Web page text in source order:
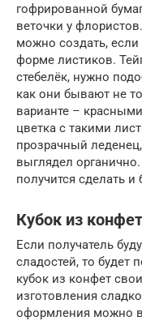
гофрированной
веточки у
можно создать,
форме листиков.
стебелёк, нужно
как они бывают не
варианте –
цветка с такими
прозрачный
выглядел
получится сделать и
Кубок из
Если получатель
сладостей, то будет
кубок из конфет
изготовления
оформления можно